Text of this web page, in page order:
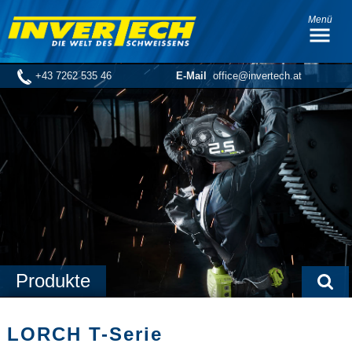
+43 7262 535 46 E-Mail office@invertech.at
Menü
Produkte
LORCH T-Serie